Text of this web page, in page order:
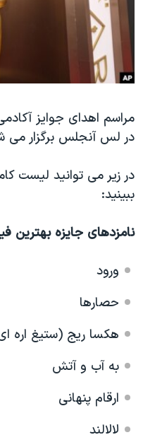
فرهنگ و زندگی
حقوق شهروندی
اقتصادی
اسرائیل در جنگ
گالری عکس
مستندها
انتخابات ریاست جمهوری آمریکا
حمله جمهوری اسلامی به
ورزش زنان در ایران
اعتراضات زن، زندگی، آزادی
تریبونال مردمی آبان ۹۸
چهل سال گروگان‌گیری
قانون شفافیت دارائی کادر
نرگس محمدی برنده جایزه
همایش محافظه‌کاران
صفحه‌های ویژه
دنبال کنید
زبانهای مختلف
در لس آنجلس برگزار می
در زیر می توانید لیست
ببینید:
نامزدهای جایزه بهترین
ورود
حصارها
هکسا ریج (ستیغ اره
به آب و آتش
ارقام پنهانی
لالالند